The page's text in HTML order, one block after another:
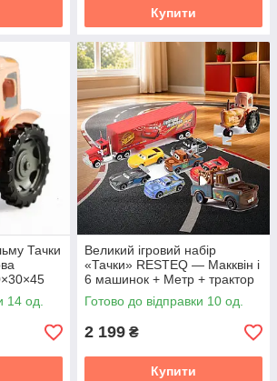
Купити
Тачки
14 од.
Великий ігровий набір
«Тачки» RESTEQ — Макквін і
6 машинок + Метр + трактор
Готово до відправки 10 од.
2 199 ₴
Купити